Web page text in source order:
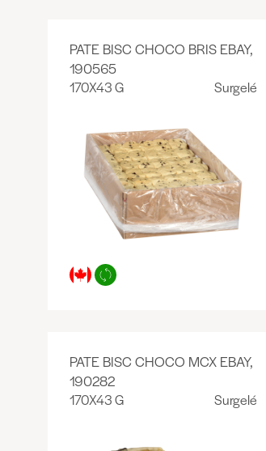
PATE BISC CHOCO BRIS EBAY,
190565
170X43 G Surgelé
PATE BISC CHOCO MCX EBAY,
190282
170X43 G Surgelé